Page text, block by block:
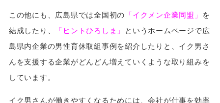
この他にも、広島県では全国初の 「イクメン企業同盟」 を
結成したり、
「ヒントひろしま」 というホームページで広
島県内企業の男性育休取組事例を紹介したりと、イク男さ
んを支援する企業がどんどん増えていくような取り組みを
しています。
イク男さんが働きやすくなるためには、会社が仕事を効率